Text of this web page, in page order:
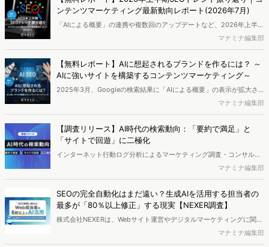
ンテンツマーケティング最新動向レポート(2026年7月)
「AIによる概要」の連携や複数回のアップデートなど、2026年上半期
のSEO領域には変化がありました。また生成AI利用は約1.6倍に伸長
し、最多のChatGPTを追う形でGeminiも15.1%へ拡大するなど、ユー
ザーの選択肢の多様化が進んでいます。WebマーケターやSEO担当者
必見の2026年上半期概要です。※本レポートは記事のフォームから無
料でDLできます。また、レポートをDLしていただいた方には特典も
ご用意しております。
マナミナ編集部
【無料レポート】AIに想起されるブランドを作るには？ ～
AIに強いサイトを構築するコンテンツマーケティング～
2025年3月、Googleの検索結果に「AIによる概要」の表示が拡大さ
れたことも起因してか、ゼロクリック（検索をするがサイトに訪れな
い）率は上昇の一途にあります。AIの回答を参考に購買や申込みを検
討し始めているというユーザーも同時に増え、今後ますますAIに強い
サイト構築が求められる今、どのような対策が必要なのでしょうか。
本レポートではAIの想起を獲得するブランド・サイトを目指すための
５ステップを解説。SEO・Webマーケティング担当者様必見のレポー
トとなっています。※本レポートは記事のフォームから無料でダウン
ロードできます。
マナミナ編集部
【調査リリース】AI時代の検索動向：「要約で満足」と
「サイトで回遊」に二極化
インターネット行動ログ分析によるマーケティング調査・コンサルテ
ィングサービスを提供する株式会社ヴァリューズ（本社：東京都港
区、代表取締役社長：辻本 秀幸、以下「ヴァリューズ」）は、人々の
検索が AI によってどのように変化しているか調査しました。 ユーザ
ーがウェブサイトに遷移せずに検索を終える「ゼロクリック」が増加
しているとも言われますが、今回の調査では、クエリの種類によって
サイトへの遷移に差があることや、流入後のサイト回遊状況にも変化
マナミナ編集部
SEOの完全自動化はまだ遠い？生成AIを活用する担当者の
最多が「80％以上修正」する現実【NEXER調査】
株式会社NEXERは、Webサイト運営やデジタルマーケティングに関わ
った経験を持つ方を対象に、SEOへのAI活用状況や、AI導入による業
務時間の変化、活用ツール、感じている不安などについてアンケート
マナミナ編集部